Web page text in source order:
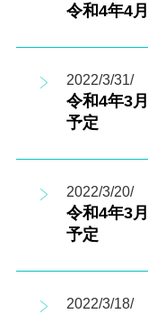
令和4年4
2022/3/31/
令和4年3
予定
2022/3/20/
令和4年3
予定
2022/3/18/